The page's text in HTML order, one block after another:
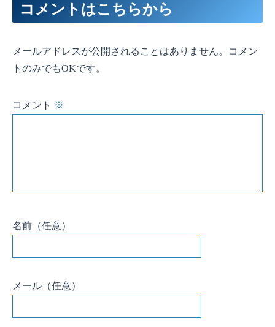
コメントはこちらから
メールアドレスが公開されることはありません。コメン
トのみでもOKです。
コメント ※
名前 （任意）
メール （任意）